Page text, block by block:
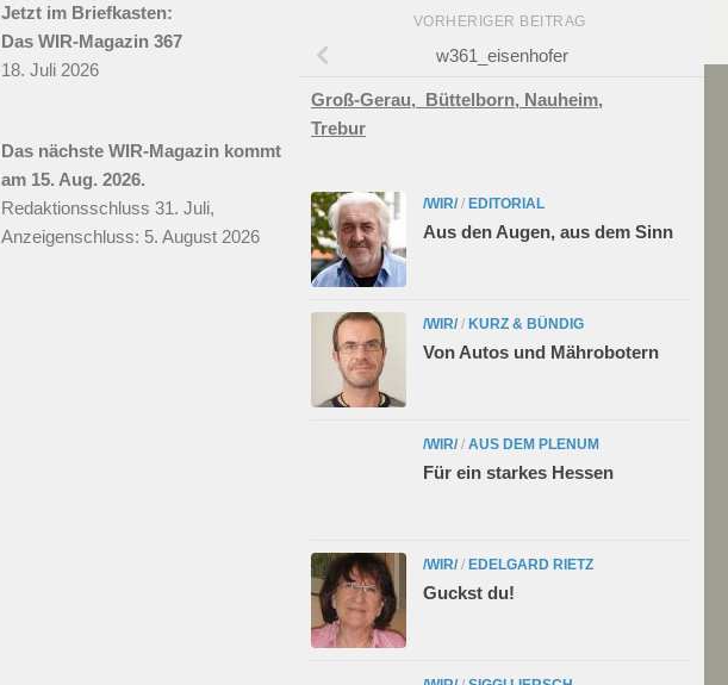
VORHERIGER BEITRAG
w361_eisenhofer
Groß-Gerau, Büttelborn, Nauheim,
Trebur
/WIR/ / EDITORIAL
Aus den Augen, aus dem Sinn
/WIR/ / KURZ & BÜNDIG
Von Autos und Mährobotern
/WIR/ / AUS DEM PLENUM
Für ein starkes Hessen
/WIR/ / EDELGARD RIETZ
Guckst du!
Jetzt im Briefkasten:
Das WIR-Magazin 367
18. Juli 2026
Das nächste WIR-Magazin kommt
am 15. Aug. 2026.
Redaktionsschluss 31. Juli,
Anzeigenschluss: 5. August 2026